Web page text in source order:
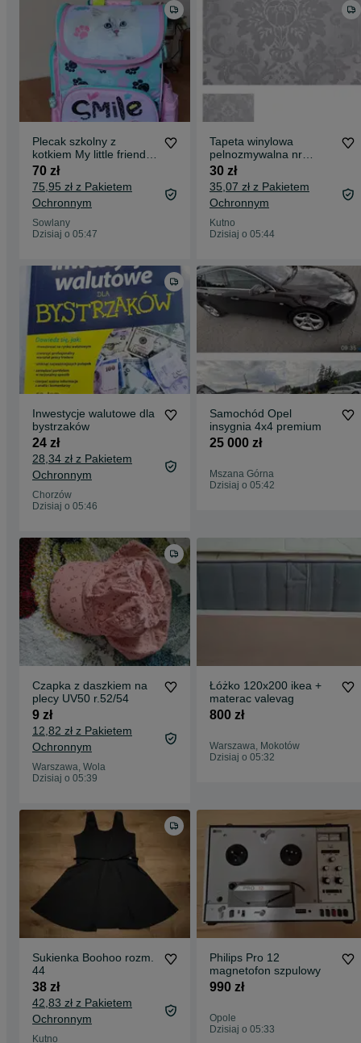
Plecak szkolny z
kotkiem My little friend
St. Majewski
70 zł
75,95 zł z Pakietem
Ochronnym
Sowlany
Dzisiaj o 05:47
Tapeta winylowa
pelnozmywalna nr
106802
30 zł
35,07 zł z Pakietem
Ochronnym
Kutno
Dzisiaj o 05:44
Inwestycje walutowe dla
bystrzaków
24 zł
28,34 zł z Pakietem
Ochronnym
Chorzów
Dzisiaj o 05:46
Samochód Opel
insygnia 4x4 premium
25 000 zł
Mszana Górna
Dzisiaj o 05:42
Czapka z daszkiem na
plecy UV50 r.52/54
9 zł
12,82 zł z Pakietem
Ochronnym
Warszawa, Wola
Dzisiaj o 05:39
Łóżko 120x200 ikea +
materac valevag
800 zł
Warszawa, Mokotów
Dzisiaj o 05:32
Sukienka Boohoo rozm.
44
38 zł
42,83 zł z Pakietem
Ochronnym
Kutno
Philips Pro 12
magnetofon szpulowy
990 zł
Opole
Dzisiaj o 05:33